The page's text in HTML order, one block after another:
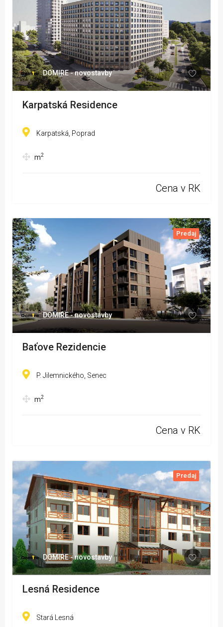
DOMIRE - novostavby
Karpatská Residence
Karpatská, Poprad
m2
Cena v RK
Predaj
DOMIRE - novostavby
Baťove Rezidencie
P. Jilemnického, Senec
m2
Cena v RK
Predaj
DOMIRE - novostavby
Lesná Residence
Stará Lesná